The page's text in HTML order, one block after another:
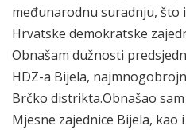
međunarodnu suradnju, što
Hrvatske demokratske
Obnašam dužnosti
HDZ-a Bijela,
Brčko distrikta.Obnašao
Mjesne zajednice Bijela, kao